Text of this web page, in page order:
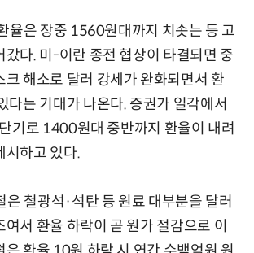
율은 장중 1560원대까지 치솟는 등 고
갔다. 미-이란 종전 협상이 타결되면 중
크 해소로 달러 강세가 완화되면서 환
다는 기대가 나온다. 증권가 일각에서
기로 1400원대 중반까지 환율이 내려
시하고 있다.
은 철광석·석탄 등 원료 대부분을 달러
서 환율 하락이 곧 원가 절감으로 이